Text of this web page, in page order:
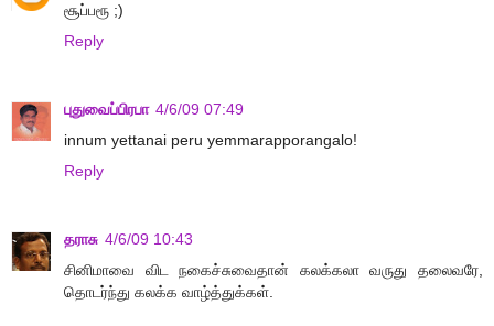
சூப்பரூ ;)
Reply
புதுவைப்பிரபா 4/6/09 07:49
innum yettanai peru yemmarapporangalo!
Reply
தராசு 4/6/09 10:43
சினிமாவை விட நகைச்சுவைதான் கலக்கலா வருது தலைவரே,
தொடர்ந்து கலக்க வாழ்த்துக்கள்.